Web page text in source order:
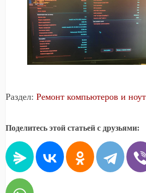
Раздел: Ремонт компьютеров и
Поделитесь этой статьей с друзьями: